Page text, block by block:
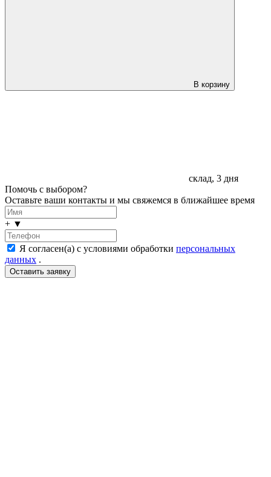
В корзину
склад, 3 дня
Помочь с выбором?
Оставьте ваши контакты и мы свяжемся в ближайшее время
+ ▼
Я согласен(а) с условиями обработки персональных
данных .